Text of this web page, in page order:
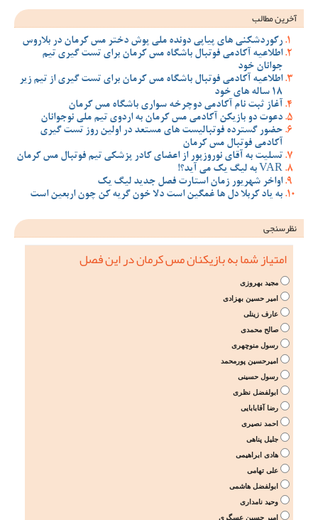
آخرین مطالب
رکوردشکنی های پیاپی دونده ملی پوش دختر مس کرمان در بلاروس
اطلاعیه آکادمی فوتبال باشگاه مس کرمان برای تست گیری تیم
جوانان خود
اطلاعیه آکادمی فوتبال باشگاه مس کرمان برای تست گیری از تیم زیر
18 ساله های خود
آغاز ثبت نام آکادمی دوچرخه سواری باشگاه مس کرمان
دعوت دو بازیکن آکادمی مس کرمان به اردوی تیم ملی نوجوانان
حضور گسترده فوتبالیست های مستعد در اولین روز تست گیری
آکادمی فوتبال مس کرمان
تسلیت به آقای نوروزپور از اعضای کادر پزشکی تیم فوتبال مس کرمان
VAR به لیگ یک می آید؟!
اواخر شهریور زمان استارت فصل جدید لیگ یک
به یاد کربلا دل ها غمگین است دلا خون گریه کن چون اربعین است
نظرسنجی
امتیاز شما به بازیکنان مس کرمان در این فصل
مجید بهروزی
امیر حسین بهزادی
عارف زینلی
صالح محمدی
رسول منوچهری
امیرحسین پورمحمد
رسول حسینی
ابولفضل نظری
رضا آقابابایی
احمد نصیری
جلیل پناهی
هادی ابراهیمی
علی تهامی
ابولفضل هاشمی
وحید نامداری
امیر حسین عسگری